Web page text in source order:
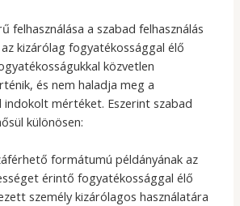
felhasználása a szabad felhasználás
kizárólag fogyatékossággal élő
közvetlen
és nem haladja meg a
mértéket. Eszerint szabad
különösen:
formátumú példányának az
érintő fogyatékossággal élő
személy kizárólagos használatára